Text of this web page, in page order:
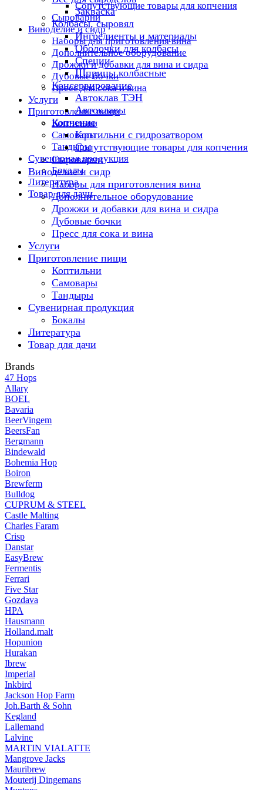
Сопутствующие товары для копчения
Сыроварни
Виноделие и сидр
Наборы для приготовления вина
Дополнительное оборудование
Дрожжи и добавки для вина и сидра
Дубовые бочки
Пресс для сока и вина
Услуги
Приготовление пищи
Коптильни
Самовары
Тандыры
Сувенирная продукция
Бокалы
Литература
Товар для дачи
Закваска
Колбасы, сыровял
Ингредиенты и материалы
Оболочки для колбасы
Специи
Шприцы колбасные
Консервирование
Автоклав ТЭН
Автоклавы
Копчение
Коптильни с гидрозатвором
Сопутствующие товары для копчения
Сыроварни
Виноделие и сидр
Наборы для приготовления вина
Дополнительное оборудование
Дрожжи и добавки для вина и сидра
Дубовые бочки
Пресс для сока и вина
Услуги
Приготовление пищи
Коптильни
Самовары
Тандыры
Сувенирная продукция
Бокалы
Литература
Товар для дачи
Brands
47 Hops
Allary
BOEL
Bavaria
BeerVingem
BeersFan
Bergmann
Bindewald
Bohemia Hop
Boiron
Brewferm
Bulldog
CUPRUM & STEEL
Castle Malting
Charles Faram
Crisp
Danstar
EasyBrew
Fermentis
Ferrari
Five Star
Gozdava
HPA
Hausmann
Holland.malt
Hopunion
Hurakan
Ibrew
Imperial
Inkbird
Jackson Hop Farm
Joh.Barth & Sohn
Kegland
Lallemand
Lalvine
MARTIN VIALATTE
Mangrove Jacks
Mauribrew
Mouterij Dingemans